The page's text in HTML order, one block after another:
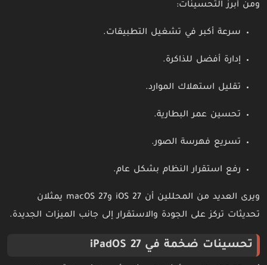
ومن أبرز التحسينات:
سرعة أكبر في تشغيل التطبيقات.
إدارة أفضل للذاكرة.
تقليل استهلاك الموارد.
تحسين عمر البطارية.
تسريع فهرسة الصور.
رفع استقرار النظام بشكل عام.
ويرى العديد من المحللين أن iOS 27 وmacOS 27 يمثلان
تحديثات تركز على الجودة والاستقرار إلى جانب الميزات الجديدة.
تحسينات ضخمة في iPadOS 27